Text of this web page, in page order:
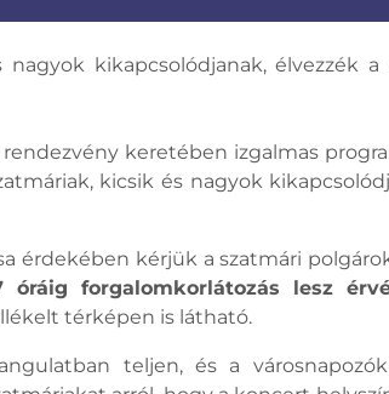
kikapcsolódjanak, élvezzék
rendezvény keretében izgalmas
kicsik és nagyok
érdekében kérjük a szatmári
forgalomkorlátozás lesz
térképen is látható.
teljen, és a